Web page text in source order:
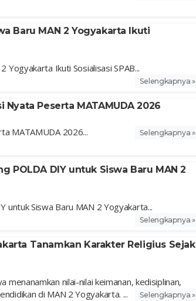
Baru MAN 2 Yogyakarta Ikuti
Yogyakarta Ikuti Sosialisasi SPAB...
Selengkapnya »
Peserta MATAMUDA 2026
MATAMUDA 2026... Selengkapnya »
POLDA DIY untuk Siswa Baru MAN 2
untuk Siswa Baru MAN 2 Yogyakarta...
Selengkapnya »
Tanamkan Karakter Religius Sejak
menanamkan nilai-nilai keimanan, kedisiplinan,
di MAN 2 Yogyakarta. ...
Selengkapnya »